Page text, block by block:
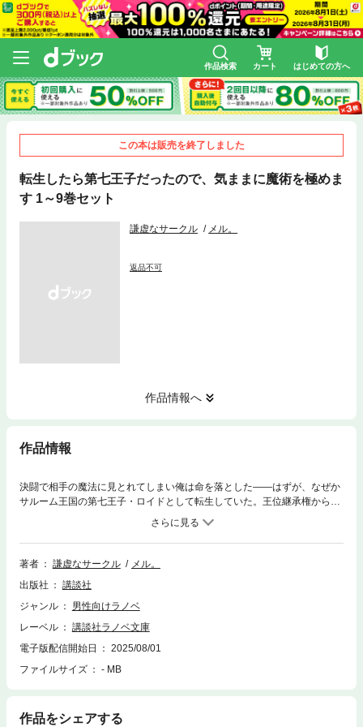
作品検索 カート はじめての方へ
この本は販売を終了しました
転生したら第七王子だったので、気ままに魔術を極めま
す 1～9巻セット
謙虚なサークル メル。
返品不可
作品情報へ
作品情報
決闘で相手の魔法に見とれてしまい俺は命を落とした――はずが、なぜか
サルーム王国の第七王子・ロイドとして転生していた。王位継承権から遠
く、好きに生きることを薦められたロイドはおつきのメイド・シルファに
よる剣術の鍛錬をこなしつつも、好きだった魔術の研究に励むことに。知
識と才能に恵まれたロイドの魔術はすさまじい勢いで上達していき、周囲
の評価は高まっていく。しかし、ロイド自身は興味の向くままに研究と実
魔人が封印されたものもあると聞いたロイドは、誰にも告げず地下書庫を
目指す。そこで出会ったのは、噂通りの恐ろしい――!?
著者 謙虚なサークル
メル。
出版社
講談社
ジャンル
男性向けラノベ
レーベル
講談社ラノベ文庫
電子版配信開始日
2025/08/01
ファイルサイズ
- MB
作品をシェアする